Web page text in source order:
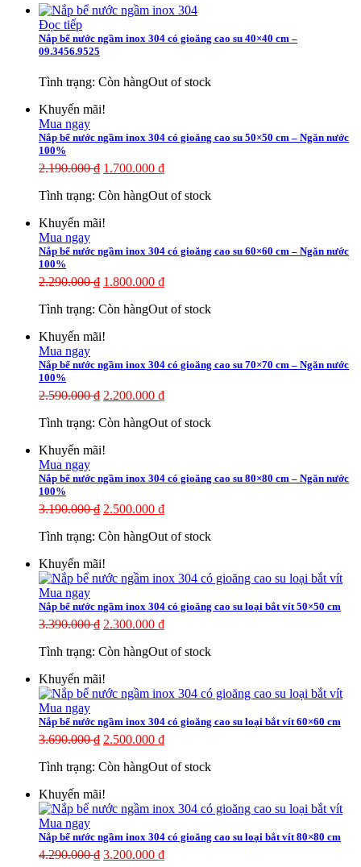
Đọc tiếp
Nắp bể nước ngầm inox 304 có gioăng cao su 40×40 cm –
09.3456.9525
Tình trạng: Còn hàngOut of stock
Khuyến mãi!
Mua ngay
Nắp bể nước ngầm inox 304 có gioăng cao su 50×50 cm – Ngăn nước
100%
2.190.000₫ 1.700.000 ₫
Tình trạng: Còn hàngOut of stock
Khuyến mãi!
Mua ngay
Nắp bể nước ngầm inox 304 có gioăng cao su 60×60 cm – Ngăn nước
100%
2.290.000₫ 1.800.000 ₫
Tình trạng: Còn hàngOut of stock
Khuyến mãi!
Mua ngay
Nắp bể nước ngầm inox 304 có gioăng cao su 70×70 cm – Ngăn nước
100%
2.590.000₫ 2.200.000 ₫
Tình trạng: Còn hàngOut of stock
Khuyến mãi!
Mua ngay
Nắp bể nước ngầm inox 304 có gioăng cao su 80×80 cm – Ngăn nước
100%
3.190.000₫ 2.500.000 ₫
Tình trạng: Còn hàngOut of stock
Khuyến mãi!
Mua ngay
Nắp bể nước ngầm inox 304 có gioăng cao su loại bắt vít 50×50 cm
3.390.000₫ 2.300.000 ₫
Tình trạng: Còn hàngOut of stock
Khuyến mãi!
Mua ngay
Nắp bể nước ngầm inox 304 có gioăng cao su loại bắt vít 60×60 cm
3.690.000₫ 2.500.000 ₫
Tình trạng: Còn hàngOut of stock
Khuyến mãi!
Mua ngay
Nắp bể nước ngầm inox 304 có gioăng cao su loại bắt vít 80×80 cm
4.290.000₫ 3.200.000 ₫